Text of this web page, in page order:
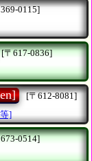
0115]
[〒617-0836]
[〒612-8081]
]
0514]